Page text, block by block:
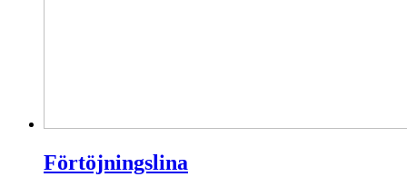
Förtöjningslina